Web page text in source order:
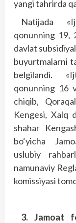
yangi tahrirda
Natijada
qonunning 19,
davlat
buyurtmalarni
belgilandi.
qonunning 16
chiqib,
Kengesi, Xalq
shahar
bo‘yicha
uslubiy
namunaviy
komissiyasi
3. Jamoat